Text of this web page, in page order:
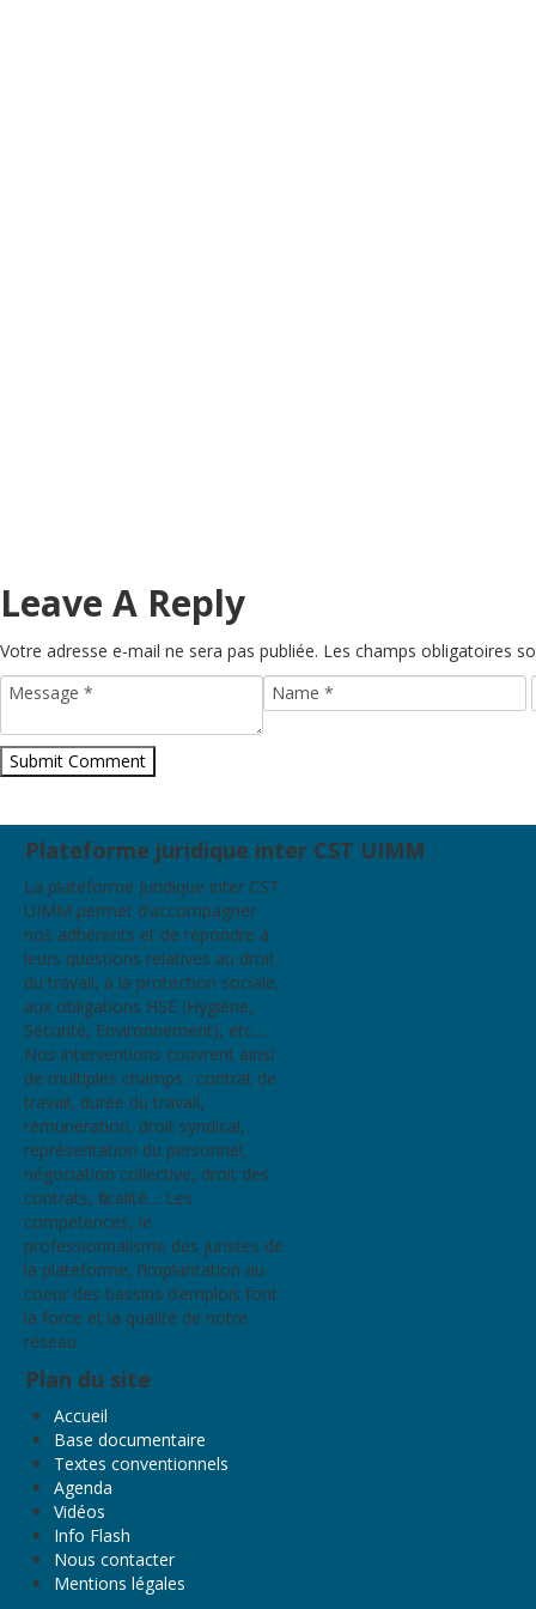
Leave A Reply
Votre adresse e-mail ne sera pas publiée. Les champs obligatoires
Plateforme juridique inter CST UIMM
La plateforme juridique inter CST
UIMM permet d’accompagner
nos adhérents et de répondre à
leurs questions relatives au droit
du travail, à la protection sociale,
aux obligations HSE (Hygiène,
Sécurité, Environnement), etc…
Nos interventions couvrent ainsi
de multiples champs : contrat de
travail, durée du travail,
rémunération, droit syndical,
représentation du personnel,
négociation collective, droit des
contrats, fiscalité… Les
compétences, le
professionnalisme des juristes de
la plateforme, l’implantation au
coeur des bassins d’emplois font
la force et la qualité de notre
réseau.
Plan du site
Accueil
Base documentaire
Textes conventionnels
Agenda
Vidéos
Info Flash
Nous contacter
Mentions légales